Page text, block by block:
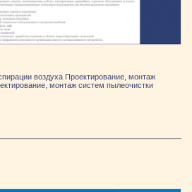
воздуха Проектирование, монтаж
монтаж систем пылеочистки